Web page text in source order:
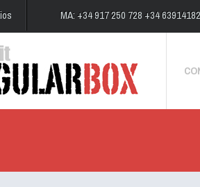
MA: +34 917 250 728 +34